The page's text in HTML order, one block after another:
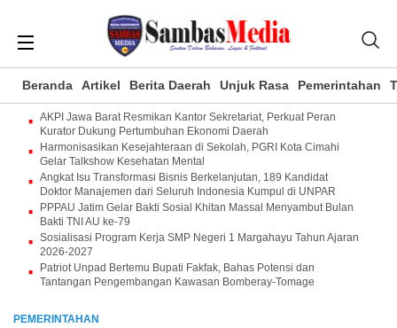
Beranda Artikel Berita Daerah Unjuk Rasa Pemerintahan
AKPI Jawa Barat Resmikan Kantor Sekretariat, Perkuat Peran
Kurator Dukung Pertumbuhan Ekonomi Daerah
Harmonisasikan Kesejahteraan di Sekolah, PGRI Kota Cimahi
Gelar Talkshow Kesehatan Mental
Angkat Isu Transformasi Bisnis Berkelanjutan, 189 Kandidat
Doktor Manajemen dari Seluruh Indonesia Kumpul di UNPAR
PPPAU Jatim Gelar Bakti Sosial Khitan Massal Menyambut Bulan
Bakti TNI AU ke-79
Sosialisasi Program Kerja SMP Negeri 1 Margahayu Tahun Ajaran
2026-2027
Patriot Unpad Bertemu Bupati Fakfak, Bahas Potensi dan
Tantangan Pengembangan Kawasan Bomberay-Tomage
PEMERINTAHAN